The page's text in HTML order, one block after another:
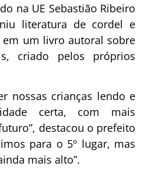
na UE Sebastião Ribeiro
literatura de cordel e
em um livro autoral sobre
criado pelos próprios
nossas crianças lendo e
certa, com mais
destacou o prefeito
para o 5º lugar, mas
mais alto”.